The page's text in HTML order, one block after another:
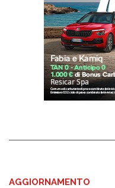
AGGIORNAMENTO